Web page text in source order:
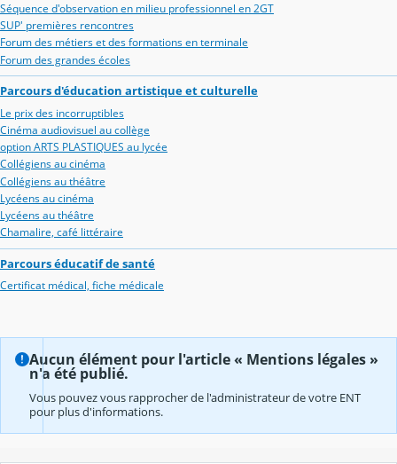
Séquence d'observation en milieu professionnel en 2GT
SUP' premières rencontres
Forum des métiers et des formations en terminale
Forum des grandes écoles
Parcours d'éducation artistique et culturelle
Le prix des incorruptibles
Cinéma audiovisuel au collège
option ARTS PLASTIQUES au lycée
Collégiens au cinéma
Collégiens au théâtre
Lycéens au cinéma
Lycéens au théâtre
Chamalire, café littéraire
Parcours éducatif de santé
Certificat médical, fiche médicale
Aucun élément pour l'article « Mentions légales »
n'a été publié.
Vous pouvez vous rapprocher de l'administrateur de votre ENT
pour plus d'informations.